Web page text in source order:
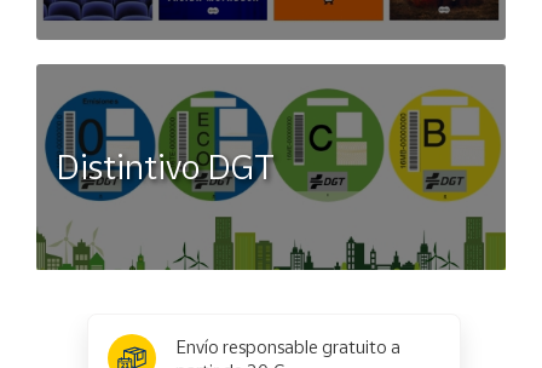
Distintivo DGT
Envío responsable gratuito a